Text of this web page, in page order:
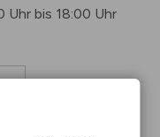
Uhr bis 18:00 Uhr